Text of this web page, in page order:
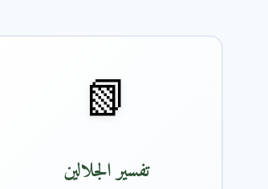
📗
تفسير الجلالين